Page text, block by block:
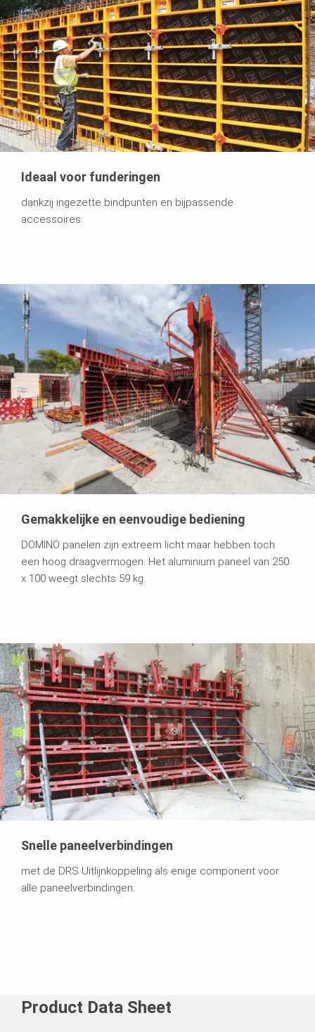
Ideaal voor funderingen
dankzij ingezette bindpunten en bijpassende
accessoires.
Gemakkelijke en eenvoudige bediening
DOMINO panelen zijn extreem licht maar hebben toch
een hoog draagvermogen. Het aluminium paneel van 250
x 100 weegt slechts 59 kg.
Snelle paneelverbindingen
met de DRS Uitlijnkoppeling als enige component voor
alle paneelverbindingen.
Product Data Sheet